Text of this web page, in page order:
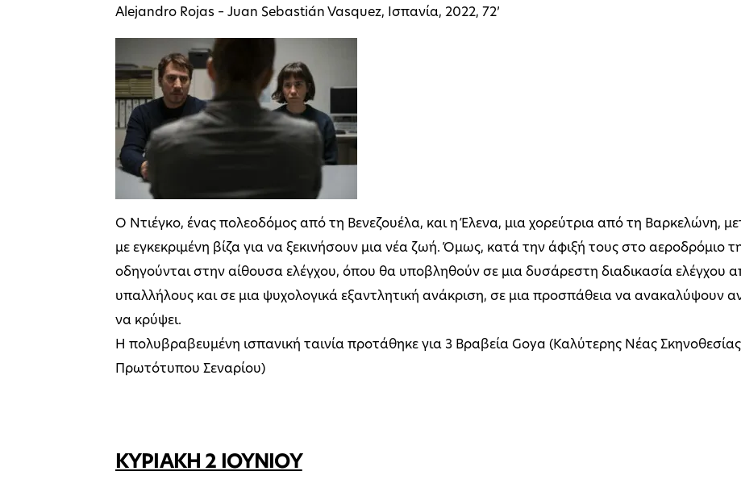
Alejandro Rojas – Juan Sebastián Vasquez, Ισπανία, 2022, 72’
Ο Ντιέγκο, ένας πολεοδόμος από τη Βενεζουέλα, και η Έλενα, μια χορεύτρια από τη Βαρκελώνη,
με εγκεκριμένη βίζα για να ξεκινήσουν μια νέα ζωή. Όμως, κατά την άφιξή τους στο αεροδρόμιο
οδηγούνται στην αίθουσα ελέγχου, όπου θα υποβληθούν σε μια δυσάρεστη διαδικασία ελέγχου
υπαλλήλους και σε μια ψυχολογικά εξαντλητική ανάκριση, σε μια προσπάθεια να ανακαλύψουν αν
να κρύψει.
Η πολυβραβευμένη ισπανική ταινία προτάθηκε για 3 Βραβεία Goya (Καλύτερης Νέας
Πρωτότυπου Σεναρίου)
ΚΥΡΙΑΚΗ 2 ΙΟΥΝΙΟΥ